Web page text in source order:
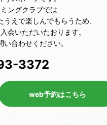
ングクラブでは
えで楽しんでもらうため、
会いただいたおります。
合わせください。
3372
web予約はこちら